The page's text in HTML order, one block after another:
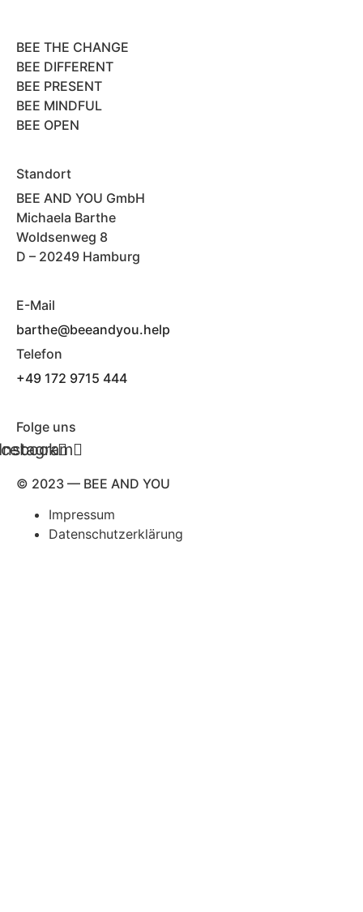
BEE THE CHANGE
BEE DIFFERENT
BEE PRESENT
BEE MINDFUL
BEE OPEN
Standort
BEE AND YOU GmbH
Michaela Barthe
Woldsenweg 8
D – 20249 Hamburg
E-Mail
barthe@beeandyou.help
Telefon
+49 172 9715 444
Folge uns
© 2023 — BEE AND YOU
Impressum
Datenschutzerklärung